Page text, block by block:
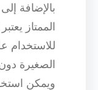
بالإضافة
الممتاز
للاستخدام
الصغيرة دون
ويمكن